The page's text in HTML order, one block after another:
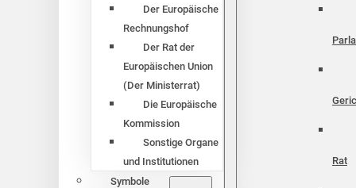
Der Europäische
Rechnungshof
Der Rat der
Europäischen Union
(Der Ministerrat)
Die Europäische
Kommission
Sonstige Organe
und Institutionen
Symbole
Rat